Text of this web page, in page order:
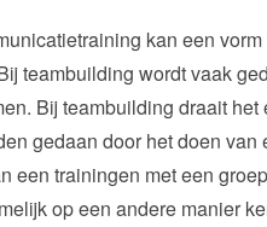
kan een
teambuilding wordt vaak
Bij teambuilding draait
gedaan door het doen
een trainingen met een
op een andere manier